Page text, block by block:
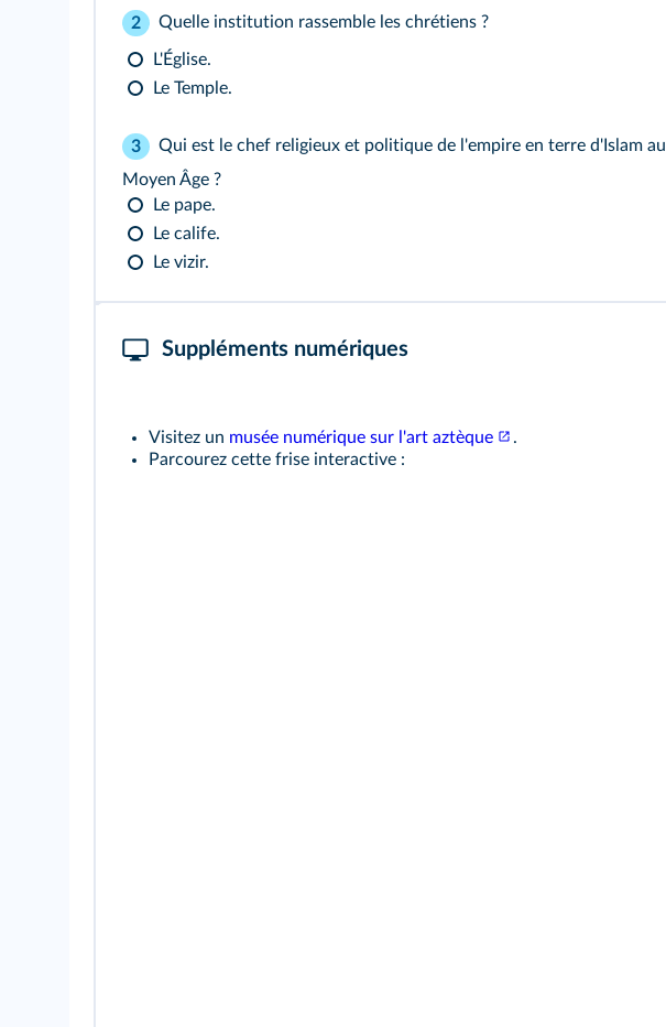
2 Quelle institution rassemble les chrétiens ?
L'Église.
Le Temple.
3
Qui est le chef religieux et politique de l'empire en terre d'Islam au
Moyen Âge ?
Le pape.
Le calife.
Le vizir.
Suppléments numériques
Visitez un musée numérique sur l'art aztèque
.
Parcourez cette frise interactive :